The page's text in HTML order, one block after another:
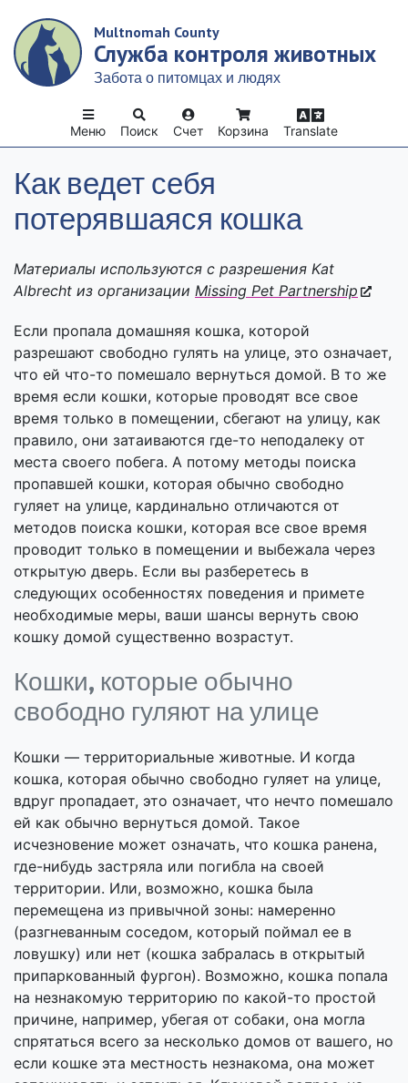
main
content
Multnomah County
Служба контроля животных
Забота о питомцах и людях
Поиск Счет Корзина Translate
Меню
Как ведет себя
потерявшаяся кошка
Материалы используются с разрешения Kat
Albrecht из организации Missing Pet Partnership
Если пропала домашняя кошка, которой
разрешают свободно гулять на улице, это означает,
что ей что-то помешало вернуться домой. В то же
время если кошки, которые проводят все свое
время только в помещении, сбегают на улицу, как
правило, они затаиваются где-то неподалеку от
места своего побега. А потому методы поиска
пропавшей кошки, которая обычно свободно
гуляет на улице, кардинально отличаются от
методов поиска кошки, которая все свое время
проводит только в помещении и выбежала через
открытую дверь. Если вы разберетесь в
следующих особенностях поведения и примете
необходимые меры, ваши шансы вернуть свою
кошку домой существенно возрастут.
Кошки, которые обычно
свободно гуляют на улице
Кошки — территориальные животные. И когда
кошка, которая обычно свободно гуляет на улице,
вдруг пропадает, это означает, что нечто помешало
ей как обычно вернуться домой. Такое
исчезновение может означать, что кошка ранена,
где-нибудь застряла или погибла на своей
территории. Или, возможно, кошка была
перемещена из привычной зоны: намеренно
(разгневанным соседом, который поймал ее в
ловушку) или нет (кошка забралась в открытый
припаркованный фургон). Возможно, кошка попала
на незнакомую территорию по какой-то простой
причине, например, убегая от собаки, она могла
спрятаться всего за несколько домов от вашего, но
если кошке эта местность незнакома, она может